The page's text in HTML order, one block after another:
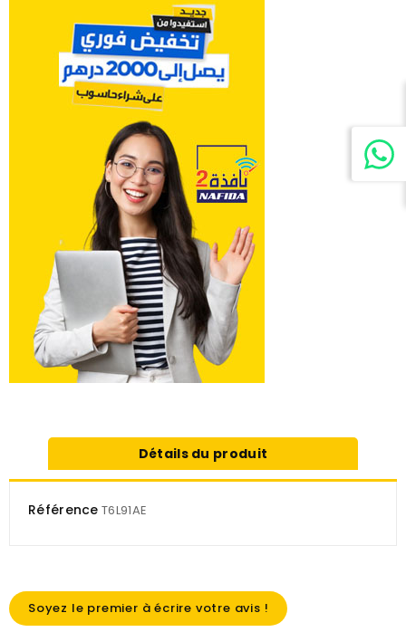
Détails du produit
Référence T6L91AE
Soyez le premier à écrire votre avis !